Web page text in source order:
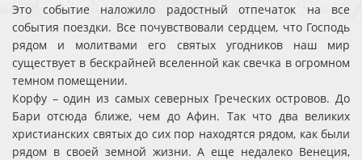
Это событие наложило радостный отпечаток на все
события поездки. Все почувствовали сердцем, что Господь
рядом и молитвами его святых угодников наш мир
существует в бескрайней вселенной как свечка в огромном
темном помещении.
Корфу – один из самых северных Греческих островов. До
Бари отсюда ближе, чем до Афин. Так что два великих
христианских святых до сих пор находятся рядом, как были
рядом в своей земной жизни. А еще недалеко Венеция,